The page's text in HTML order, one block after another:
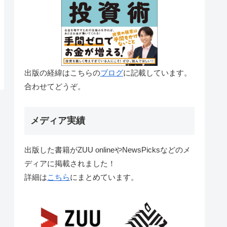
出版の経緯はこちらのブログに記載しています。
合わせてどうぞ。
メディア実績
出版した書籍がZUU onlineやNewsPicksなどのメ
ディアに掲載されました！
詳細はこちらにまとめています。